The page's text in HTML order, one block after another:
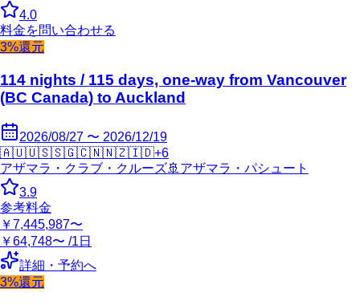
4.0
料金を問い合わせる
3%還元
114 nights / 115 days, one-way from Vancouver
(BC Canada) to Auckland
2026/08/27 〜 2026/12/19
🇦🇺🇺🇸🇸🇬🇨🇳🇳🇿🇮🇩+6
アザマラ・クラブ・クルーズ🚢 アザマラ・パシュート
3.9
参考料金
￥7,445,987〜
￥64,748〜 /1日
詳細・予約へ
3%還元